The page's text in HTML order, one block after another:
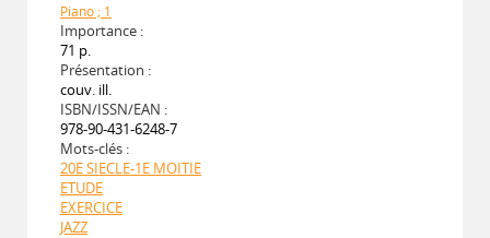
Piano ; 1
Importance :
71 p.
Présentation :
couv. ill.
ISBN/ISSN/EAN :
978-90-431-6248-7
Mots-clés :
20E SIECLE-1E MOITIE
ETUDE
EXERCICE
JAZZ